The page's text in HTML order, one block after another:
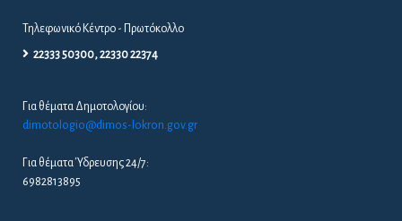
Τηλεφωνικό Κέντρο - Πρωτόκολλο
22333 50300, 22330 22374
Για θέματα Δημοτολογίου:
dimotologio@dimos-lokron.gov.gr
Για θέματα Ύδρευσης 24/7:
6982813895